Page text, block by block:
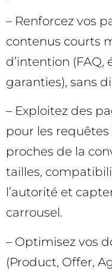
– Renforcez vos
contenus courts
d’intention
garanties), sans
– Exploitez des
pour les
proches de la
tailles,
l’autorité et
carrousel.
– Optimisez vos
(Product, Offer,